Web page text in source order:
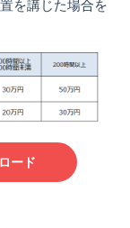
を講じた場合を
ード